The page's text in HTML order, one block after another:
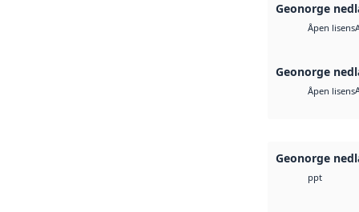
Geonorge
Åpen lisens
Geonorge
Åpen lisens
Geonorge
ppt